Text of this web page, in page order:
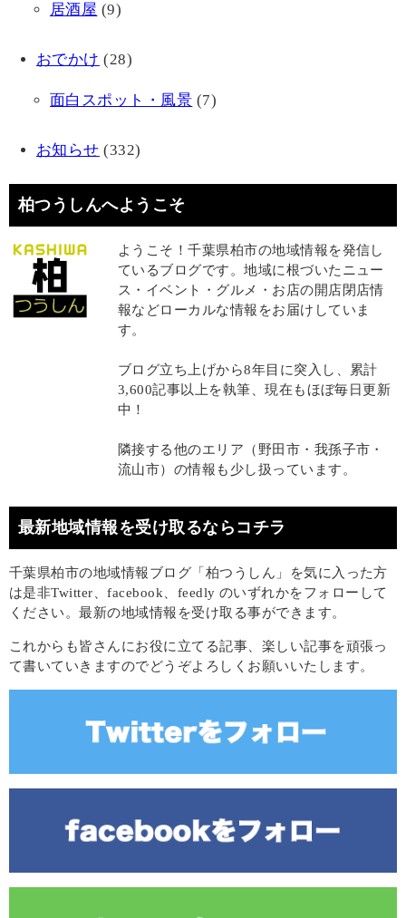
居酒屋 (9)
おでかけ (28)
面白スポット・風景 (7)
お知らせ (332)
柏つうしんへようこそ
ようこそ！千葉県柏市の地域情報を発信し
ているブログです。地域に根づいたニュー
ス・イベント・グルメ・お店の開店閉店情
報などローカルな情報をお届けしていま
す。
ブログ立ち上げから8年目に突入し、累計
3,600記事以上を執筆、現在もほぼ毎日更新
中！
隣接する他のエリア（野田市・我孫子市・
流山市）の情報も少し扱っています。
最新地域情報を受け取るならコチラ
千葉県柏市の地域情報ブログ「柏つうしん」を気に入った方
は是非Twitter、facebook、feedly のいずれかをフォローして
ください。最新の地域情報を受け取る事ができます。
これからも皆さんにお役に立てる記事、楽しい記事を頑張っ
て書いていきますのでどうぞよろしくお願いいたします。